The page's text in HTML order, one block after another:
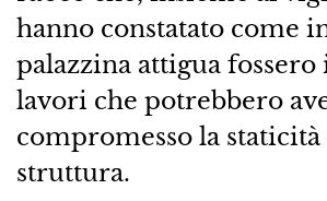
hanno constatato come
palazzina attigua fossero
lavori che potrebbero
compromesso la staticità
struttura.